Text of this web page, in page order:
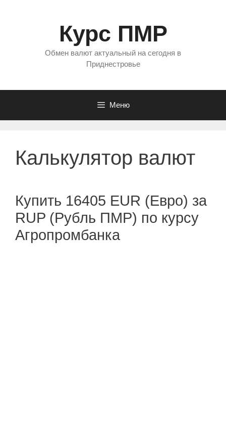
Курс ПМР
Обмен валют актуальный на сегодня в
Приднестровье
Меню
Калькулятор валют
Купить 16405 EUR (Евро) за
RUP (Рубль ПМР) по курсу
Агропромбанка